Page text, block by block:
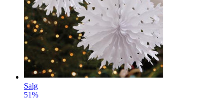
Disse nydelige viftene er perfekte til å dekorere til bryllup
eller fest med.
info
kr 129
Kjøp